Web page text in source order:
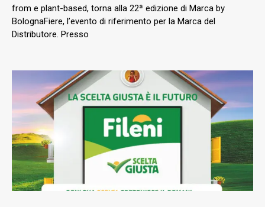
from e plant-based, torna alla 22ª edizione di Marca by
BolognaFiere, l’evento di riferimento per la Marca del
Distributore. Presso